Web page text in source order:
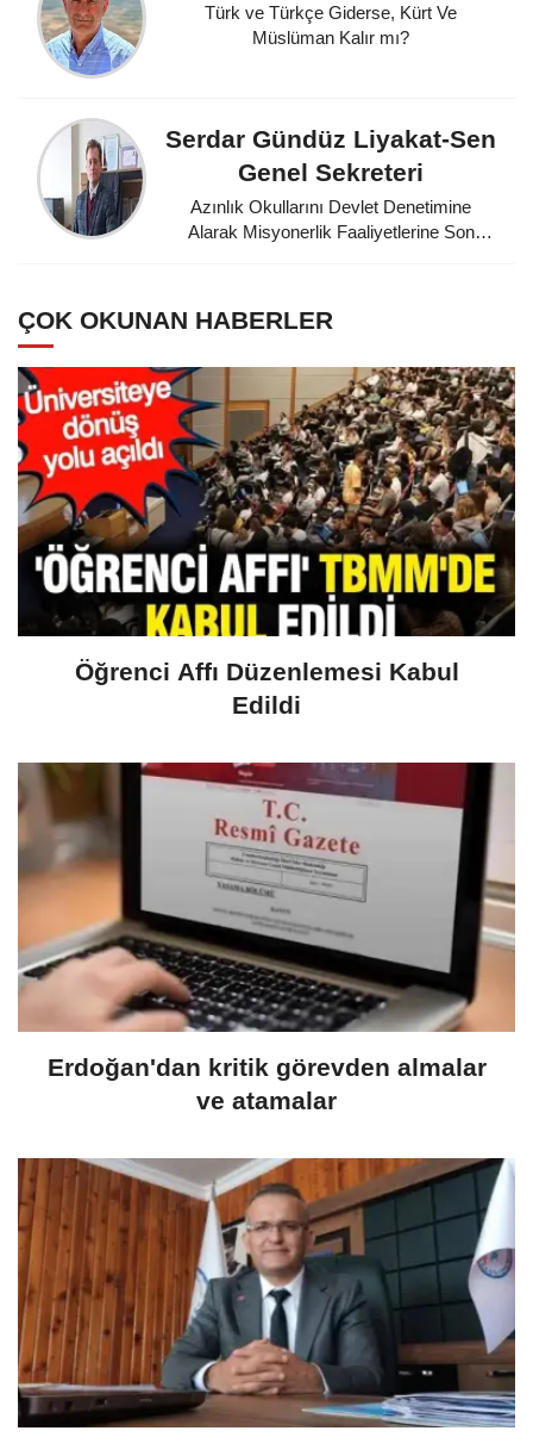
Türk ve Türkçe Giderse, Kürt Ve
Müslüman Kalır mı?
Serdar Gündüz Liyakat-Sen
Genel Sekreteri
Azınlık Okullarını Devlet Denetimine
Alarak Misyonerlik Faaliyetlerine Son
ÇOK OKUNAN HABERLER
Öğrenci Affı Düzenlemesi Kabul
Edildi
Erdoğan'dan kritik görevden almalar
ve atamalar